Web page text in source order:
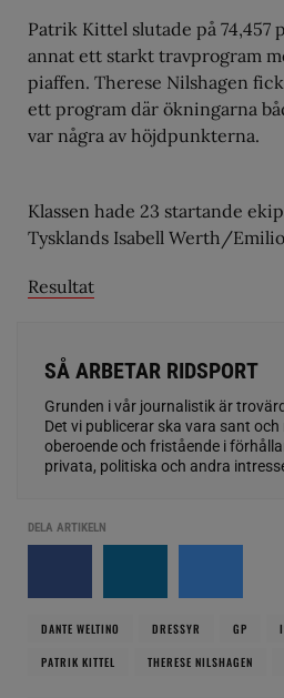
Patrik Kittel slutade på 74,457
annat ett starkt travprogram
piaffen. Therese Nilshagen
ett program där ökningarna
var några av höjdpunkterna.
Klassen hade 23 startande
Tysklands Isabell Werth/Emilio
Resultat
SÅ ARBETAR RIDSPORT
Grunden i vår journalistik är
Det vi publicerar ska vara sant
oberoende och fristående i
privata, politiska och andra
DELA ARTIKELN
DANTE WELTINO DRESSYR GP
PATRIK KITTEL
THERESE NILSHAGEN